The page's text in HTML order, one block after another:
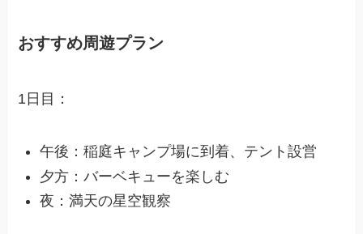
おすすめ周遊プラン
1日目：
午後：稲庭キャンプ場に到着、テント設営
夕方：バーベキューを楽しむ
夜：満天の星空観察